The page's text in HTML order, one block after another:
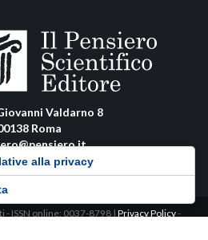
Valdarno 8
Roma
ISSN online: 0037-8798 | Privacy Policy-
alla privacy